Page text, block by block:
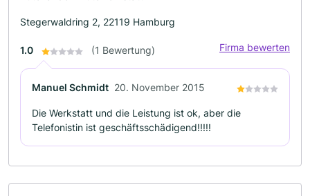
Stegerwaldring 2, 22119 Hamburg
1.0 (1 Bewertung) Firma bewerten
Manuel Schmidt 20. November 2015
Die Werkstatt und die Leistung ist ok, aber die
Telefonistin ist geschäftsschädigend!!!!!